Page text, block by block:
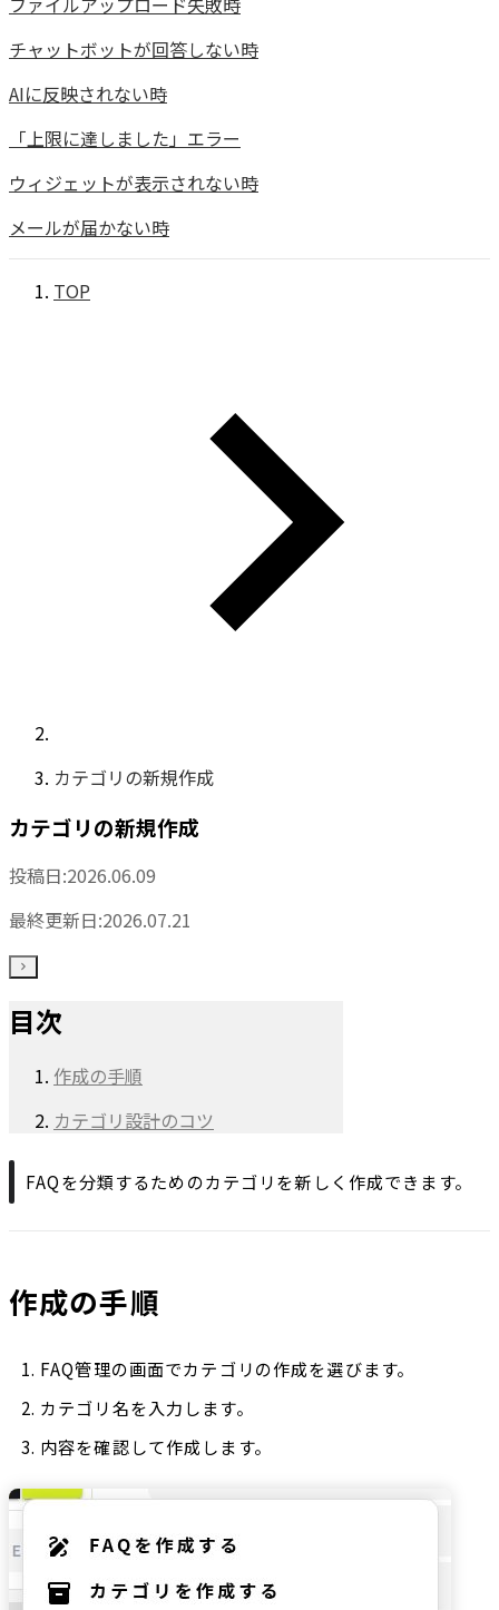
チャットボットが回答しない時
AIに反映されない時
「上限に達しました」エラー
ウィジェットが表示されない時
メールが届かない時
TOP
カテゴリの新規作成
カテゴリの新規作成
投稿日:2026.06.09
最終更新日:2026.07.21
目次
作成の手順
カテゴリ設計のコツ
FAQを分類するためのカテゴリを新しく作成できます。
作成の手順
FAQ管理の画面でカテゴリの作成を選びます。
カテゴリ名を入力します。
内容を確認して作成します。